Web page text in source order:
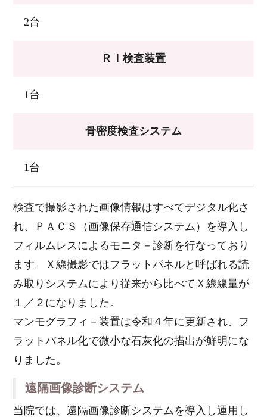
2台
ＲＩ検査装置
1台
骨密度検査システム
1台
検査で撮影された画像情報はすべてデジタル化さ
れ、ＰＡＣＳ（画像保存通信システム）を導入し
フィルムレスによるモニタ－診断を行なっており
ます。Ｘ線撮影ではフラットパネルと呼ばれる読
み取りシステムにより従来から比べてＸ線線量が
１／２になりました。
マンモグラフィ－装置は令和４年に更新され、フ
ラットパネル化で微小な石灰化の描出が鮮明にな
りました。
遠隔画像診断システム
当院では、遠隔画像診断システムを導入し運用し